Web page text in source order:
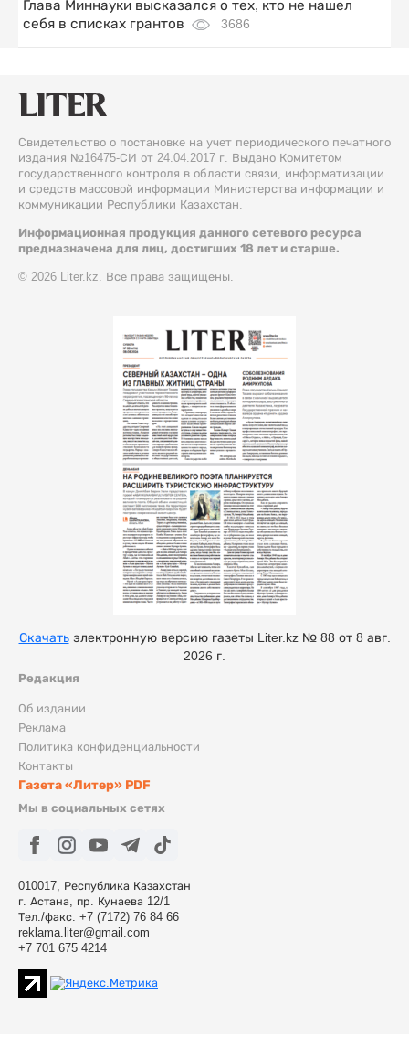
Глава Миннауки высказался о тех, кто не нашел
себя в списках грантов
3686
Свидетельство о постановке на учет периодического печатного
издания №16475-СИ от 24.04.2017 г. Выдано Комитетом
государственного контроля в области связи, информатизации
и средств массовой информации Министерства информации и
коммуникации Республики Казахстан.
Информационная продукция данного сетевого ресурса
предназначена для лиц, достигших 18 лет и старше.
© 2026 Liter.kz. Все права защищены.
Редакция
Об издании
Реклама
Политика конфиденциальности
Контакты
Газета «Литер» PDF
Мы в социальных сетях
010017, Республика Казахстан
г. Астана, пр. Кунаева 12/1
Тел./факс: +7 (7172) 76 84 66
reklama.liter@gmail.com
+7 701 675 4214
Скачатьэлектронную версию газеты Liter.kz № 88 от 8 авг.
2026 г.